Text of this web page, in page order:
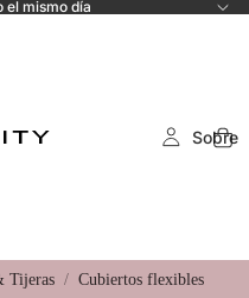
el mismo día
Sobre
Tijeras Cubiertos flexibles